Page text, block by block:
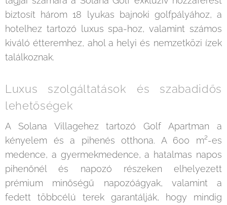
biztosít három 18 lyukas bajnoki golfpályához, a
hotelhez tartozó luxus spa-hoz, valamint számos
kiváló étteremhez, ahol a helyi és nemzetközi ízek
találkoznak.
Luxus szolgáltatások és szabadidős
lehetőségek
A Solana Villagehez tartozó Golf Apartman a
kényelem és a pihenés otthona. A 600 m²-es
medence, a gyermekmedence, a hatalmas napos
pihenőnél és napozó részeken elhelyezett
prémium minőségű napozóágyak, valamint a
fedett többcélú terek garantálják, hogy mindig